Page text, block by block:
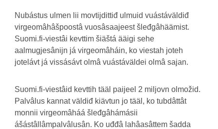
Nubástus ulmen lii movtijdittiđ ulmuid vuástáväldiđ
virgeomâhâšpoostâ vuosâsaajeest šleđgâhäämist.
Suomi.fi-viestâi kevttim šiäštá ääigi sehe
aalmugjesânijn já virgeomâháin, ko viestah joteh
jotelávt já vissásávt olmâ vuástáväldei olmâ sajan.
Suomi.fi-viestâid kevttih tääl paijeel 2 miljovn olmožid.
Palvâlus kannat väldiđ kiävtun jo tääl, ko tubdâttât
monnii virgeomâháá šleđgâhámásii
ášástâllâmpalvâlusân. Ko uđđâ lahâasâttem šadda